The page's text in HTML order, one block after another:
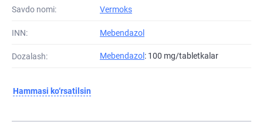
Savdo nomi: Vermoks
INN: Mebendazol
Dozalash: Mebendazol : 100 mg/tabletkalar
Hammasi ko‘rsatilsin